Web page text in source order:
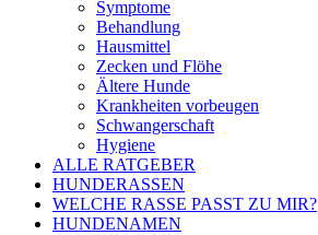
Symptome
Behandlung
Hausmittel
Zecken und Flöhe
Ältere Hunde
Krankheiten vorbeugen
Schwangerschaft
Hygiene
ALLE RATGEBER
HUNDERASSEN
WELCHE RASSE PASST ZU MIR?
HUNDENAMEN